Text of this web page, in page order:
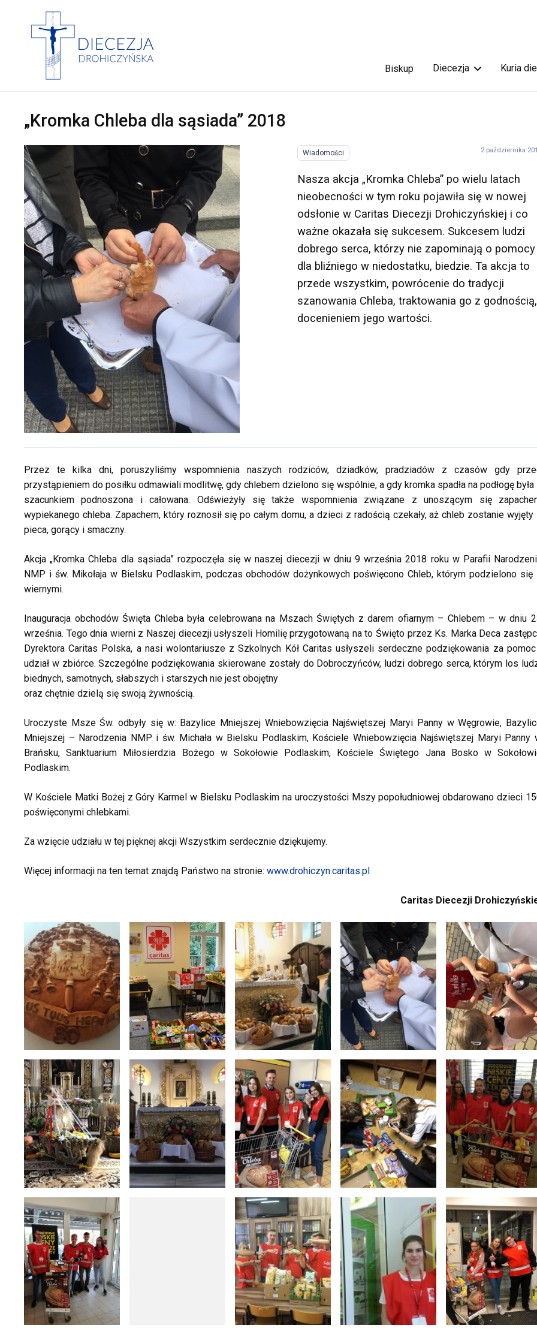
Biskup Diecezja Kuria
„Kromka Chleba dla sąsiada” 2018
Wiadomości 2 października
Nasza akcja „Kromka Chleba” po wielu latach
nieobecności w tym roku pojawiła się w nowej
odsłonie w Caritas Diecezji Drohiczyńskiej i co
ważne okazała się sukcesem. Sukcesem ludzi
dobrego serca, którzy nie zapominają o pomocy
dla bliźniego w niedostatku, biedzie. Ta akcja to
przede wszystkim, powrócenie do tradycji
szanowania Chleba, traktowania go z godnością,
docenieniem jego wartości.
Przez te kilka dni, poruszyliśmy wspomnienia naszych rodziców, dziadków, pradziadów z czasów gdy
przystąpieniem do posiłku odmawiali modlitwę, gdy chlebem dzielono się wspólnie, a gdy kromka spadła na podłogę była
szacunkiem podnoszona i całowana. Odświeżyły się także wspomnienia związane z unoszącym się
wypiekanego chleba. Zapachem, który roznosił się po całym domu, a dzieci z radością czekały, aż chleb zostanie wyjęty
pieca, gorący i smaczny.
Akcja „Kromka Chleba dla sąsiada” rozpoczęła się w naszej diecezji w dniu 9 września 2018 roku w Parafii
NMP i św. Mikołaja w Bielsku Podlaskim, podczas obchodów dożynkowych poświęcono Chleb, którym podzielono się
wiernymi.
Inauguracja obchodów Święta Chleba była celebrowana na Mszach Świętych z darem ofiarnym – Chlebem – w dniu
września. Tego dnia wierni z Naszej diecezji usłyszeli Homilię przygotowaną na to Święto przez Ks. Marka Deca
Dyrektora Caritas Polska, a nasi wolontariusze z Szkolnych Kół Caritas usłyszeli serdeczne podziękowania za
udział w zbiórce. Szczególne podziękowania skierowane zostały do Dobroczyńców, ludzi dobrego serca, którym los
biednych, samotnych, słabszych i starszych nie jest obojętny
oraz chętnie dzielą się swoją żywnością.
Uroczyste Msze Św. odbyły się w: Bazylice Mniejszej Wniebowzięcia Najświętszej Maryi Panny w Węgrowie,
Mniejszej – Narodzenia NMP i św. Michała w Bielsku Podlaskim, Kościele Wniebowzięcia Najświętszej Maryi Panny
Brańsku, Sanktuarium Miłosierdzia Bożego w Sokołowie Podlaskim, Kościele Świętego Jana Bosko w
Podlaskim.
W Kościele Matki Bożej z Góry Karmel w Bielsku Podlaskim na uroczystości Mszy popołudniowej obdarowano dzieci
poświęconymi chlebkami.
Za wzięcie udziału w tej pięknej akcji Wszystkim serdecznie dziękujemy.
Więcej informacji na ten temat znajdą Państwo na stronie: www.drohiczyn.caritas.pl
Caritas Diecezji